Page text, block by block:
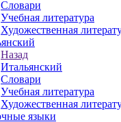
Словари
Учебная литература
Художественная
Назад
Итальянский
Словари
Учебная литература
Художественная
языки